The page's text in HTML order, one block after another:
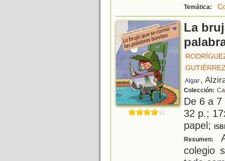
Temática:
La
Algar ,
Colección:
De 6 a
32 p.;
papel;
Resumen:
colegio